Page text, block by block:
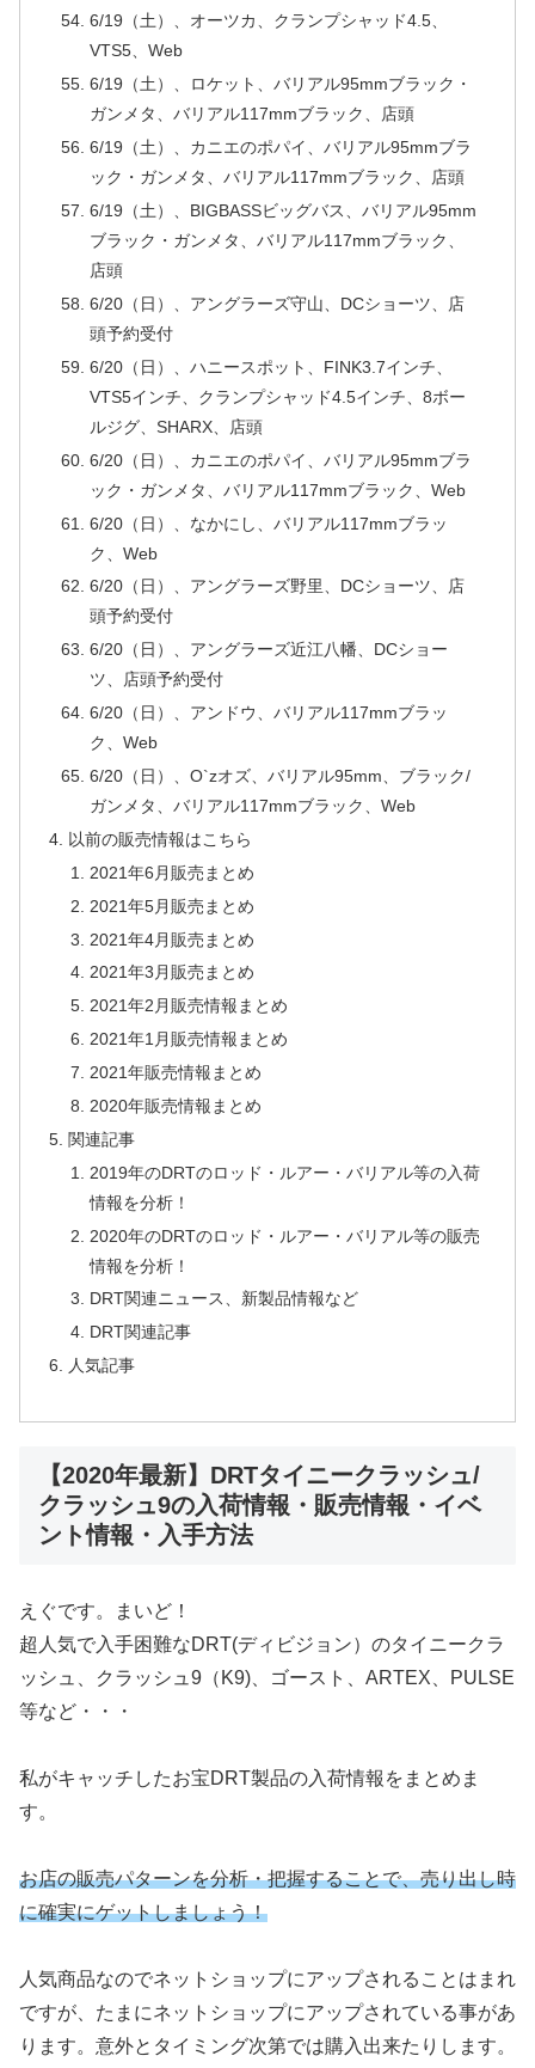
6/19（土）、オーツカ、クランプシャッド4.5、
VTS5、Web
6/19（土）、ロケット、バリアル95mmブラック・
ガンメタ、バリアル117mmブラック、店頭
6/19（土）、カニエのポパイ、バリアル95mmブラ
ック・ガンメタ、バリアル117mmブラック、店頭
6/19（土）、BIGBASSビッグバス、バリアル95mm
ブラック・ガンメタ、バリアル117mmブラック、
店頭
6/20（日）、アングラーズ守山、DCショーツ、店
頭予約受付
6/20（日）、ハニースポット、FINK3.7インチ、
VTS5インチ、クランプシャッド4.5インチ、8ボー
ルジグ、SHARX、店頭
6/20（日）、カニエのポパイ、バリアル95mmブラ
ック・ガンメタ、バリアル117mmブラック、Web
6/20（日）、なかにし、バリアル117mmブラッ
ク、Web
6/20（日）、アングラーズ野里、DCショーツ、店
頭予約受付
6/20（日）、アングラーズ近江八幡、DCショー
ツ、店頭予約受付
6/20（日）、アンドウ、バリアル117mmブラッ
ク、Web
6/20（日）、O`zオズ、バリアル95mm、ブラック/
ガンメタ、バリアル117mmブラック、Web
以前の販売情報はこちら
2021年6月販売まとめ
2021年5月販売まとめ
2021年4月販売まとめ
2021年3月販売まとめ
2021年2月販売情報まとめ
2021年1月販売情報まとめ
2021年販売情報まとめ
2020年販売情報まとめ
関連記事
2019年のDRTのロッド・ルアー・バリアル等の入荷
情報を分析！
2020年のDRTのロッド・ルアー・バリアル等の販売
情報を分析！
DRT関連ニュース、新製品情報など
DRT関連記事
人気記事
【2020年最新】DRTタイニークラッシュ/
クラッシュ9の入荷情報・販売情報・イベ
ント情報・入手方法
えぐです。まいど！
超人気で入手困難なDRT(ディビジョン）のタイニークラ
ッシュ、クラッシュ9（K9)、ゴースト、ARTEX、PULSE
等など・・・
私がキャッチしたお宝DRT製品の入荷情報をまとめま
す。
お店の販売パターンを分析・把握することで、売り出し時
に確実にゲットしましょう！
人気商品なのでネットショップにアップされることはまれ
ですが、たまにネットショップにアップされている事があ
ります。意外とタイミング次第では購入出来たりします。